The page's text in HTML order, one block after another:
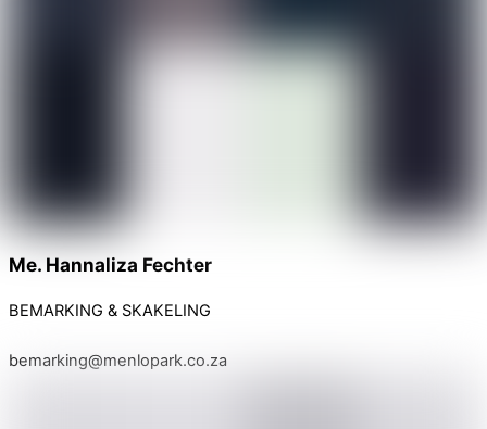
Me. Hannaliza Fechter
BEMARKING & SKAKELING
bemarking@menlopark.co.za